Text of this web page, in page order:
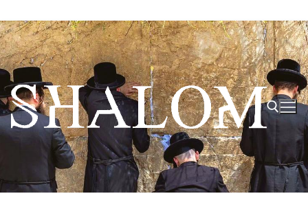
Hyppää
sisältöön
Hae: